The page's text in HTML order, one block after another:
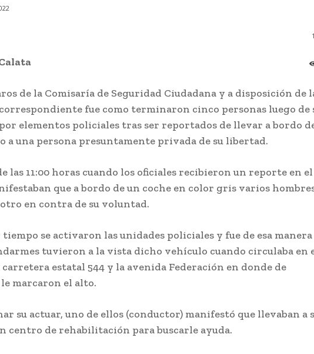
1
de la Comisaría de Seguridad Ciudadana y a disposición de
fue como terminaron cinco personas luego de
elementos policiales tras ser reportados de llevar a bordo
a una persona presuntamente privada de su libertad.
las 11:00 horas cuando los oficiales recibieron un reporte en el
que a bordo de un coche en color gris varios
en contra de su voluntad.
se activaron las unidades policiales y fue de esa manera
tuvieron a la vista dicho vehículo cuando circulaba en
carretera estatal 544 y la avenida Federación en donde de
marcaron el alto.
su actuar, uno de ellos (conductor) manifestó que llevaban a
centro de rehabilitación para buscarle ayuda.